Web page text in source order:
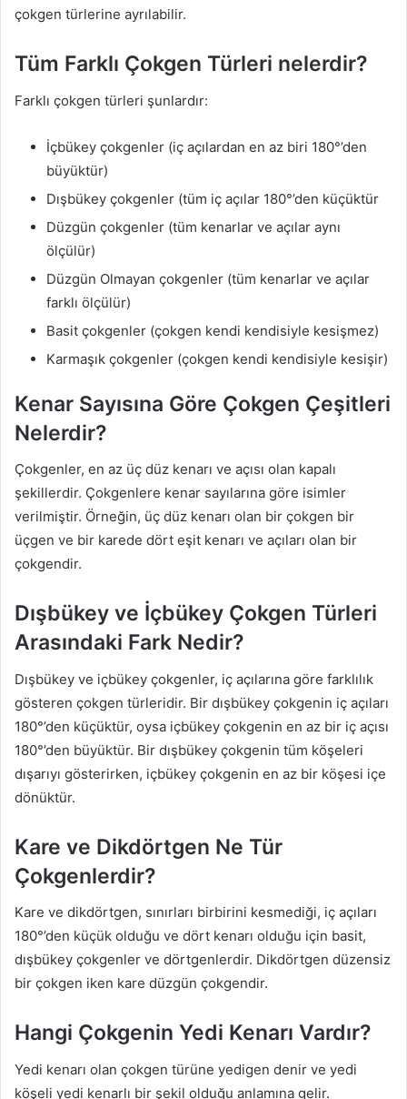
çokgen türlerine ayrılabilir.
Tüm Farklı Çokgen Türleri nelerdir?
Farklı çokgen türleri şunlardır:
İçbükey çokgenler (iç açılardan en az biri 180°’den
büyüktür)
Dışbükey çokgenler (tüm iç açılar 180°’den küçüktür
Düzgün çokgenler (tüm kenarlar ve açılar aynı
ölçülür)
Düzgün Olmayan çokgenler (tüm kenarlar ve açılar
farklı ölçülür)
Basit çokgenler (çokgen kendi kendisiyle kesişmez)
Karmaşık çokgenler (çokgen kendi kendisiyle kesişir)
Kenar Sayısına Göre Çokgen Çeşitleri
Nelerdir?
Çokgenler, en az üç düz kenarı ve açısı olan kapalı
şekillerdir. Çokgenlere kenar sayılarına göre isimler
verilmiştir. Örneğin, üç düz kenarı olan bir çokgen bir
üçgen ve bir karede dört eşit kenarı ve açıları olan bir
çokgendir.
Dışbükey ve İçbükey Çokgen Türleri
Arasındaki Fark Nedir?
Dışbükey ve içbükey çokgenler, iç açılarına göre farklılık
gösteren çokgen türleridir. Bir dışbükey çokgenin iç açıları
180°’den küçüktür, oysa içbükey çokgenin en az bir iç açısı
180°’den büyüktür. Bir dışbükey çokgenin tüm köşeleri
dışarıyı gösterirken, içbükey çokgenin en az bir köşesi içe
dönüktür.
Kare ve Dikdörtgen Ne Tür
Çokgenlerdir?
Kare ve dikdörtgen, sınırları birbirini kesmediği, iç açıları
180°’den küçük olduğu ve dört kenarı olduğu için basit,
dışbükey çokgenler ve dörtgenlerdir. Dikdörtgen düzensiz
bir çokgen iken kare düzgün çokgendir.
Hangi Çokgenin Yedi Kenarı Vardır?
Yedi kenarı olan çokgen türüne yedigen denir ve yedi
köşeli yedi kenarlı bir şekil olduğu anlamına gelir.